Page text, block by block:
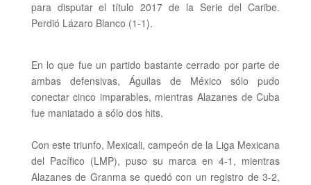
para disputar el título 2017 de la Serie del Caribe.
Perdió Lázaro Blanco (1-1).
En lo que fue un partido bastante cerrado por parte de
ambas defensivas, Águilas de México sólo pudo
conectar cinco imparables, mientras Alazanes de Cuba
fue maniatado a sólo dos hits.
Con este triunfo, Mexicali, campeón de la Liga Mexicana
del Pacífico (LMP), puso su marca en 4-1, mientras
Alazanes de Granma se quedó con un registro de 3-2,